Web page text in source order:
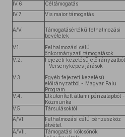
IV.6.
Céltámogatás
IV.7.
Vis maior támogatás
A/V.
Támogatásértékű felhalmozási
bevételek
V.1.
Felhalmozási célú
önkormányzati támogatások
V.2.
Fejezeti kezelésű előirányzatból
- Versenyképes járások
V.3.
Egyéb fejezeti kezelésű
előirányzatból - Magyar Falu
Program
V.4.
Elkülönített állami pénzalapból -
Közmunka
V.5. Társulásoktól
A/VI.
Felhalmozási célú pénzeszköz
átvétel
A/VII.
Támogatási kölcsönök